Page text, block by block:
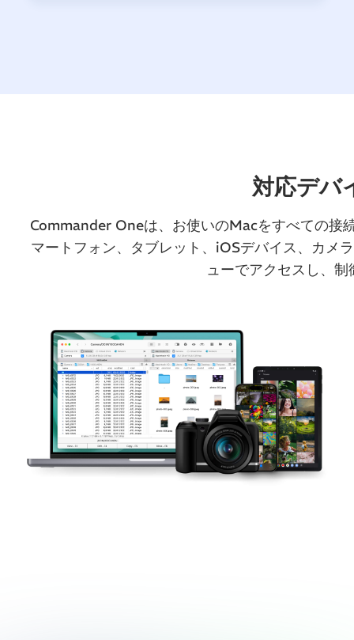
対応デバ
Commander Oneは、お使いのMacをすべての接
マートフォン、タブレット、iOSデバイス、カメ
ューでアクセスし、